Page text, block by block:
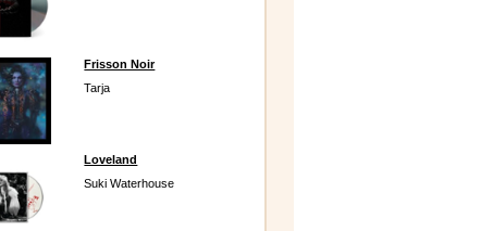
Frisson Noir
Tarja
Loveland
Suki Waterhouse